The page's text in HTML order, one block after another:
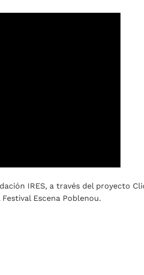
IRES, a través del proyecto
Escena Poblenou.